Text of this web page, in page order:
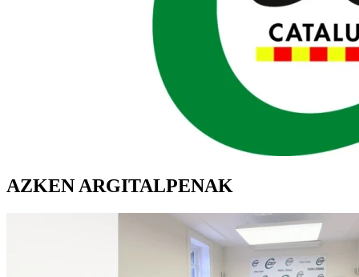
AZKEN ARGITALPENAK